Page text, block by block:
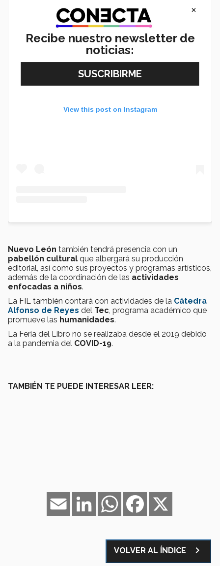
View this post on Instagram
Nuevo León también tendrá presencia con un
pabellón cultural que albergará su producción
editorial, así como sus proyectos y programas artísticos,
además de la coordinación de las actividades
enfocadas a niños.
La FIL también contará con actividades de la Cátedra
Alfonso de Reyes del Tec , programa académico que
promueve las humanidades.
La Feria del Libro no se realizaba desde el 2019 debido
a la pandemia del COVID-19.
TAMBIÉN TE PUEDE INTERESAR LEER:
Facebook
WhatsApp
LinkedIn
Email
VOLVER AL ÍNDICE navigate_next
×
Recibe nuestro newsletter de
noticias: